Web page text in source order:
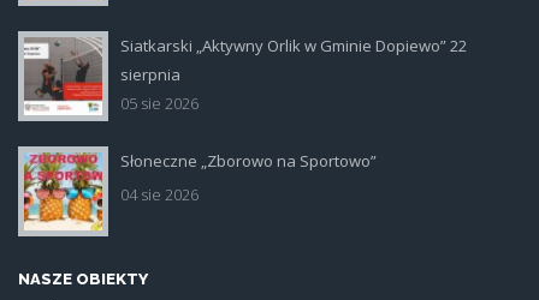
siatka_poziom.jpg
Siatkarski „Aktywny Orlik w Gminie Dopiewo” 22
sierpnia
05 sie 2026
Słoneczne „Zborowo na Sportowo”
04 sie 2026
NASZE OBIEKTY